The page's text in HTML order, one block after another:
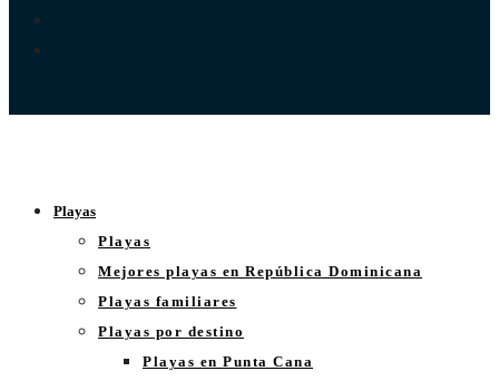
Playas
Playas
Mejores playas en República Dominicana
Playas familiares
Playas por destino
Playas en Punta Cana